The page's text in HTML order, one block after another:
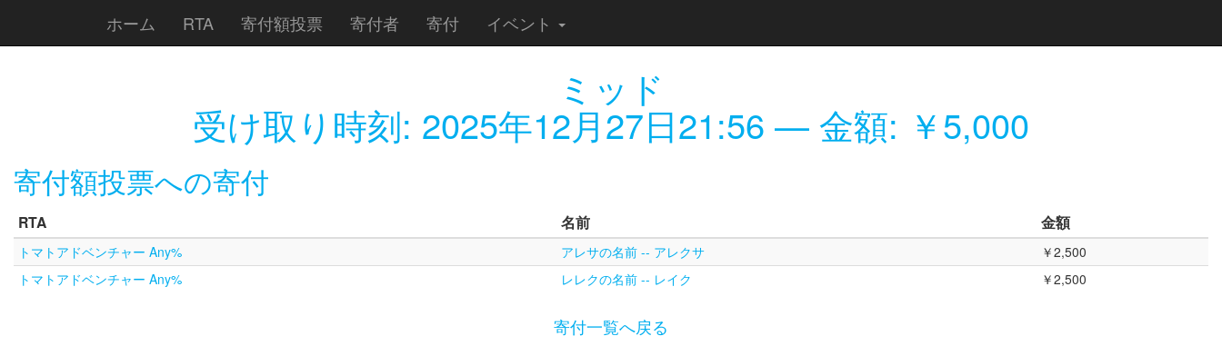
ホーム RTA 寄付額投票 寄付者 寄付 イベント
ミッド
受け取り時刻: 2025年12月27日21:56 — 金額: ￥5,000
寄付額投票への寄付
RTA 名前 金額
トマトアドベンチャー Any% アレサの名前 -- アレクサ
￥2,500
トマトアドベンチャー Any%
レレクの名前 -- レイク ￥2,500
寄付一覧へ戻る